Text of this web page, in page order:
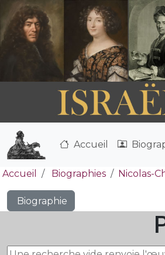
Accueil
Accueil Biographies Nicolas-
Biographie